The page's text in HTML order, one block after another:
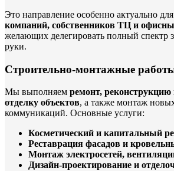
Это направление особенно актуально для
компаний, собственников ТЦ и
желающих делегировать полный спектр
руки.
Строительно-монтажные
Мы выполняем ремонт,
отделку объектов, а также монтаж
коммуникаций. Основные услуги:
Косметический и капитальный
Реставрация фасадов и
Монтаж электросетей,
Дизайн-проектирование и